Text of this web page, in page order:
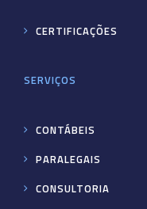
CERTIFICAÇÕES
SERVIÇOS
CONTÁBEIS
PARALEGAIS
CONSULTORIA